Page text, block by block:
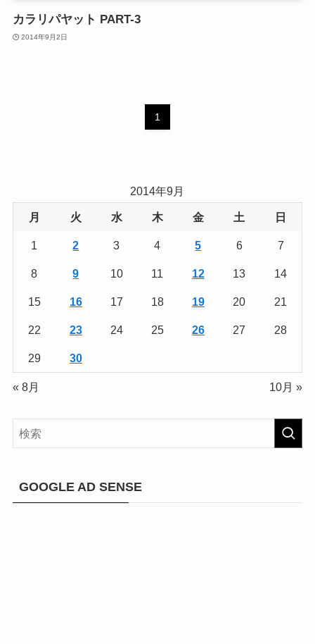
カラリパヤット PART-3
2014年9月2日
1
2014年9月
月 火 水 木 金 土 日
1 2 3 4 5 6 7
8 9 10 11 12 13 14
15 16 17 18 19 20 21
22 23 24 25 26 27 28
29 30
« 8月 10月 »
GOOGLE AD SENSE